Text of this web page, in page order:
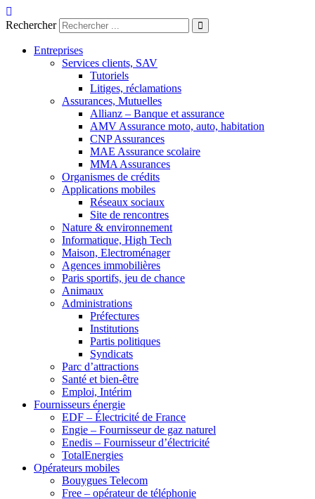
Aller
au
Rechercher
Entreprises
Services clients, SAV
Tutoriels
Litiges, réclamations
Assurances, Mutuelles
Allianz – Banque et assurance
AMV Assurance moto, auto, habitation
CNP Assurances
MAE Assurance scolaire
MMA Assurances
Organismes de crédits
Applications mobiles
Réseaux sociaux
Site de rencontres
Nature & environnement
Informatique, High Tech
Maison, Electroménager
Agences immobilières
Paris sportifs, jeu de chance
Animaux
Administrations
Préfectures
Institutions
Partis politiques
Syndicats
Parc d’attractions
Santé et bien-être
Emploi, Intérim
Fournisseurs énergie
EDF – Électricité de France
Engie – Fournisseur de gaz naturel
Enedis – Fournisseur d’électricité
TotalEnergies
Opérateurs mobiles
Bouygues Telecom
Free – opérateur de téléphonie